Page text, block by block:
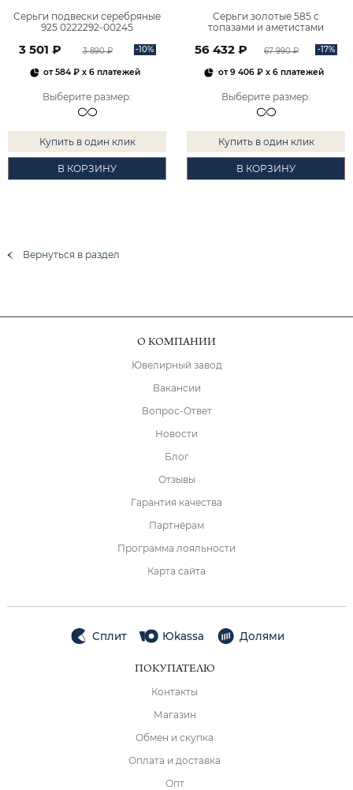
Серьги подвески серебряные
925 0222292-00245
3 501 ₽ 3 890 ₽ -10%
от584 ₽ x 6 платежей
Выберите размер:
Купить в один клик
В КОРЗИНУ
Серьги золотые 585 с
топазами и аметистами
56 432 ₽ 67 990 ₽ -17%
от9 406 ₽x 6 платежей
Выберите размер:
Купить в один клик
В КОРЗИНУ
Вернуться в раздел
О КОМПАНИИ
Ювелирный завод
Вакансии
Вопрос-Ответ
Новости
Блог
Отзывы
Гарантия качества
Партнёрам
Программа лояльности
Карта сайта
Сплит Юkassa Долями
ПОКУПАТЕЛЮ
Контакты
Магазин
Обмен и скупка
Оплата и доставка
Опт